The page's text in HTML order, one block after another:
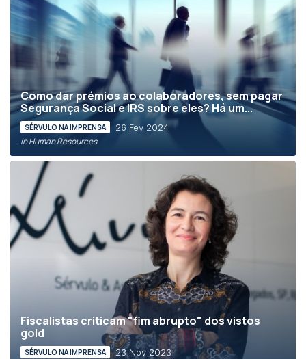
Como dar prémios ao colaboradores, sem pagar
Segurança Social e IRS sobre eles? Há um...
SÉRVULO NA IMPRENSA 26 Fev 2024
in Human Resources
Fiscalistas criticam "fim abrupto" dos vistos
gold
SÉRVULO NA IMPRENSA 23 Nov 2023